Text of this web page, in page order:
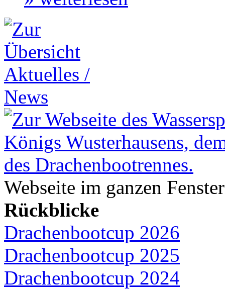
Webseite im ganzen
Rückblicke
Drachenbootcup 2026
Drachenbootcup 2025
Drachenbootcup 2024